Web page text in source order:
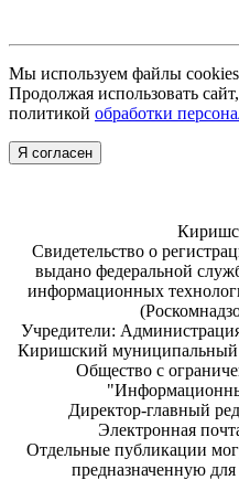
Мы используем файлы
Продолжая использовать
политикой обработки
Я согласен
Свидетельство о
выдано федеральной
информационных
Учредители:
Киришский муниципальный
Общество с
Директор-главный
Электронная
Отдельные публикации
предназначенную для